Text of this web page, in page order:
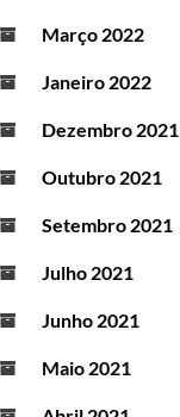
Março 2022
Janeiro 2022
Dezembro 2021
Outubro 2021
Setembro 2021
Julho 2021
Junho 2021
Maio 2021